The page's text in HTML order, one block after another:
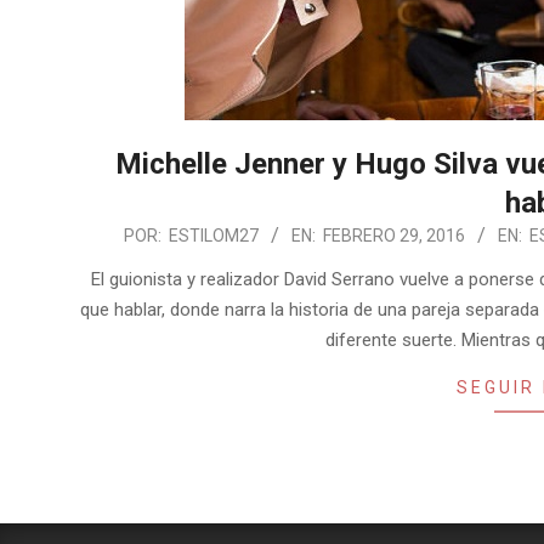
Michelle Jenner y Hugo Silva
POR: ESTILOM27 EN: FEBRERO 29, 2016 EN:
El guionista y realizador David Serrano vuelve a
que hablar, donde narra la historia de una pareja
diferente suerte. Mientras
SEGUIR